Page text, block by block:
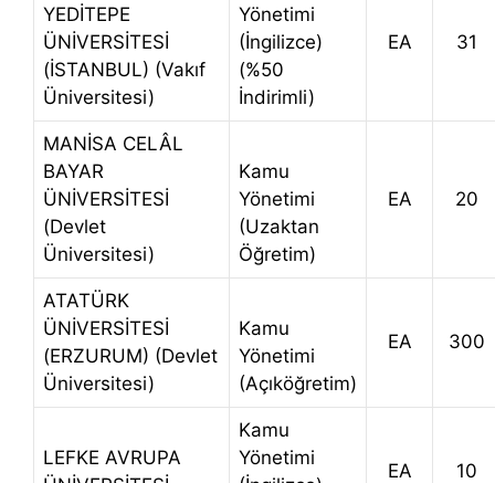
YEDİTEPE
ÜNİVERSİTESİ
(İSTANBUL) (Vakıf
Üniversitesi)
Yönetimi
(İngilizce)
(%50
İndirimli)
EA 31
MANİSA CELÂL
BAYAR
ÜNİVERSİTESİ
(Devlet
Üniversitesi)
Kamu
Yönetimi
(Uzaktan
Öğretim)
EA 20
ATATÜRK
ÜNİVERSİTESİ
(ERZURUM) (Devlet
Üniversitesi)
Kamu
Yönetimi
(Açıköğretim)
EA 300
LEFKE AVRUPA
Kamu
Yönetimi
EA 10